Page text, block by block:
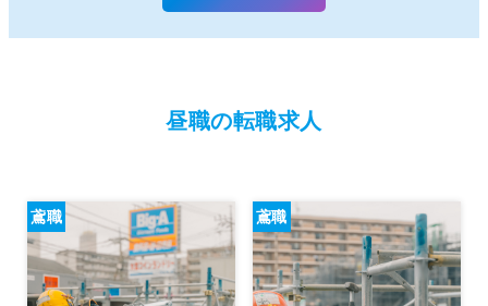
昼職の転職求人
鳶職 鳶職